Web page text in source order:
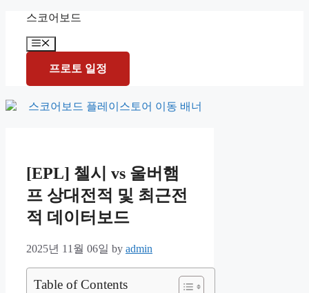
content
스코어보드
Menu
프로토 일정
[EPL] 첼시 vs 울버햄
프 상대전적 및 최근전
적 데이터보드
2025년 11월 06일 by admin
Table of Contents